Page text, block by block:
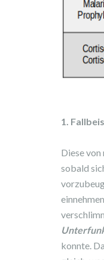
1.
Diese von
sobald
konnte.